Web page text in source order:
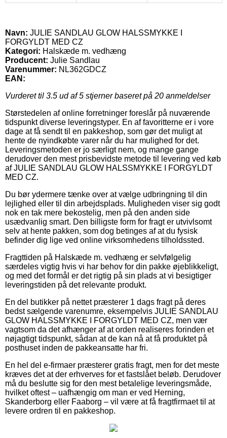
Navn: JULIE SANDLAU GLOW HALSSMYKKE I
FORGYLDT MED CZ
Kategori: Halskæde m. vedhæng
Producent: Julie Sandlau
Varenummer: NL362GDCZ
EAN:
Vurderet til 3.5 ud af 5 stjerner baseret på 20 anmeldelser
Størstedelen af online forretninger foreslår på nuværende
tidspunkt diverse leveringstyper. En af favoritterne er i vore
dage at få sendt til en pakkeshop, som gør det muligt at
hente de nyindkøbte varer når du har mulighed for det.
Leveringsmetoden er jo særligt nem, og mange gange
derudover den mest prisbevidste metode til levering ved køb
af JULIE SANDLAU GLOW HALSSMYKKE I FORGYLDT
MED CZ.
Du bør ydermere tænke over at vælge udbringning til din
lejlighed eller til din arbejdsplads. Muligheden viser sig godt
nok en tak mere bekostelig, men på den anden side
usædvanlig smart. Den billigste form for fragt er utvivlsomt
selv at hente pakken, som dog betinges af at du fysisk
befinder dig lige ved online virksomhedens tilholdssted.
Fragttiden på Halskæde m. vedhæng er selvfølgelig
særdeles vigtig hvis vi har behov for din pakke øjeblikkeligt,
og med det formål er det rigtig på sin plads at vi besigtiger
leveringstiden på det relevante produkt.
En del butikker på nettet præsterer 1 dags fragt på deres
bedst sælgende varenumre, eksempelvis JULIE SANDLAU
GLOW HALSSMYKKE I FORGYLDT MED CZ, men vær
vagtsom da det afhænger af at orden realiseres forinden et
nøjagtigt tidspunkt, sådan at de kan nå at få produktet på
posthuset inden de pakkeansatte har fri.
En hel del e-firmaer præsterer gratis fragt, men for det meste
kræves det at der erhverves for et fastslået beløb. Derudover
må du beslutte sig for den mest betalelige leveringsmåde,
hvilket oftest – uafhængig om man er ved Herning,
Skanderborg eller Faaborg – vil være at få fragtfirmaet til at
levere ordren til en pakkeshop.